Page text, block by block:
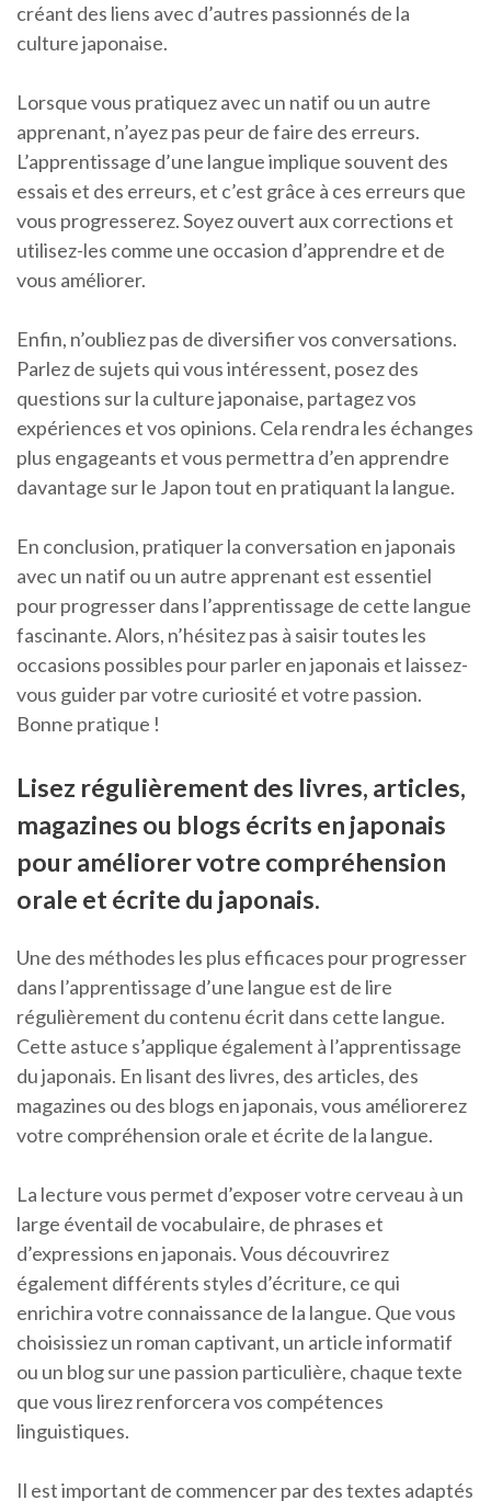
créant des liens avec d’autres passionnés de la
culture japonaise.
Lorsque vous pratiquez avec un natif ou un autre
apprenant, n’ayez pas peur de faire des erreurs.
L’apprentissage d’une langue implique souvent des
essais et des erreurs, et c’est grâce à ces erreurs que
vous progresserez. Soyez ouvert aux corrections et
utilisez-les comme une occasion d’apprendre et de
vous améliorer.
Enfin, n’oubliez pas de diversifier vos conversations.
Parlez de sujets qui vous intéressent, posez des
questions sur la culture japonaise, partagez vos
expériences et vos opinions. Cela rendra les échanges
plus engageants et vous permettra d’en apprendre
davantage sur le Japon tout en pratiquant la langue.
En conclusion, pratiquer la conversation en japonais
avec un natif ou un autre apprenant est essentiel
pour progresser dans l’apprentissage de cette langue
fascinante. Alors, n’hésitez pas à saisir toutes les
occasions possibles pour parler en japonais et laissez-
vous guider par votre curiosité et votre passion.
Bonne pratique !
Lisez régulièrement des livres, articles,
magazines ou blogs écrits en japonais
pour améliorer votre compréhension
orale et écrite du japonais.
Une des méthodes les plus efficaces pour progresser
dans l’apprentissage d’une langue est de lire
régulièrement du contenu écrit dans cette langue.
Cette astuce s’applique également à l’apprentissage
du japonais. En lisant des livres, des articles, des
magazines ou des blogs en japonais, vous améliorerez
votre compréhension orale et écrite de la langue.
La lecture vous permet d’exposer votre cerveau à un
large éventail de vocabulaire, de phrases et
d’expressions en japonais. Vous découvrirez
également différents styles d’écriture, ce qui
enrichira votre connaissance de la langue. Que vous
choisissiez un roman captivant, un article informatif
ou un blog sur une passion particulière, chaque texte
que vous lirez renforcera vos compétences
linguistiques.
Il est important de commencer par des textes adaptés